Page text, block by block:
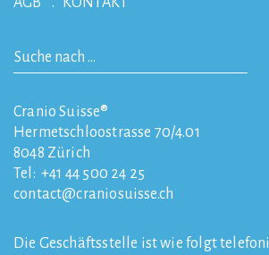
Cranio Suisse®
Hermetschloostrasse 70/4.01
8048 Zürich
Tel: +41 44 500 24 25
contact
craniosuisse.ch
Die Geschäftsstelle ist wie folgt